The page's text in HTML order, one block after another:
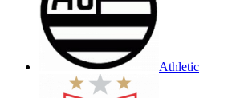
Athletic